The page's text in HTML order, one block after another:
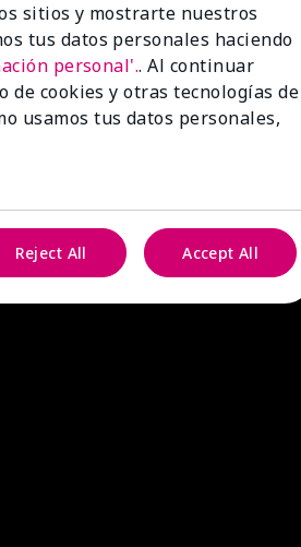
sitios y mostrarte nuestros
tus datos personales haciendo
personal'.. Al continuar
de cookies y otras tecnologías de
usamos tus datos personales,
Reject All Accept All